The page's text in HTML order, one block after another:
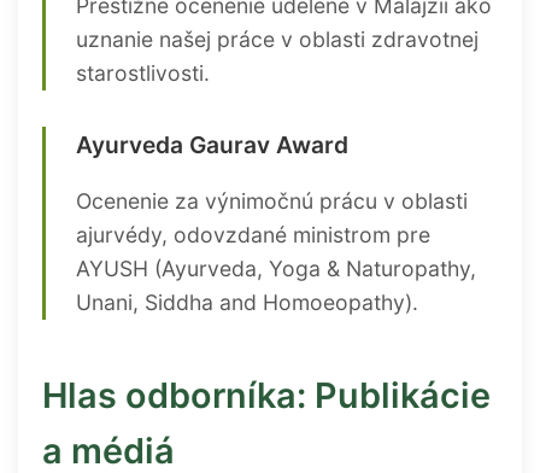
Prestížne ocenenie udelené v Malajzii ako
uznanie našej práce v oblasti zdravotnej
starostlivosti.
Ayurveda Gaurav Award
Ocenenie za výnimočnú prácu v oblasti
ajurvédy, odovzdané ministrom pre
AYUSH (Ayurveda, Yoga & Naturopathy,
Unani, Siddha and Homoeopathy).
Hlas odborníka: Publikácie
a médiá